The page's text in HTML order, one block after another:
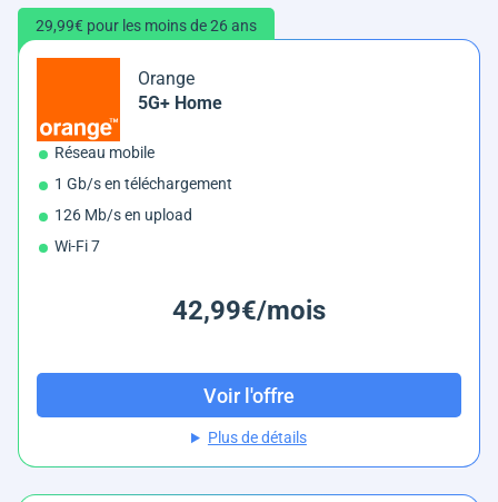
29,99€ pour les moins de 26 ans
Orange
5G+ Home
Réseau mobile
1 Gb/s en téléchargement
126 Mb/s en upload
Wi-Fi 7
42,99€/mois
Voir l'offre
Plus de détails